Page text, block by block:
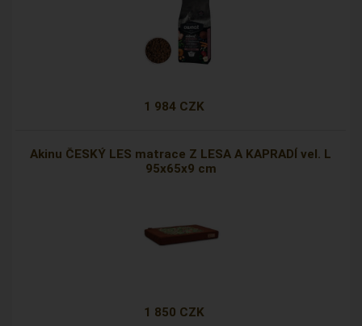
1 984 CZK
Akinu ČESKÝ LES matrace Z LESA A KAPRADÍ vel. L
95x65x9 cm
1 850 CZK